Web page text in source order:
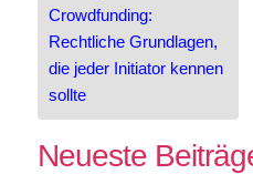
Crowdfunding:
Rechtliche Grundlagen,
die jeder Initiator kennen
sollte
Neueste